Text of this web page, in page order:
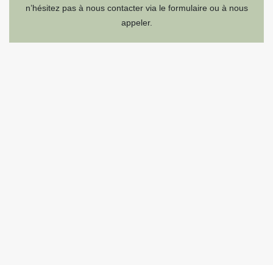
n’hésitez pas à nous contacter via le formulaire ou à nous
appeler.